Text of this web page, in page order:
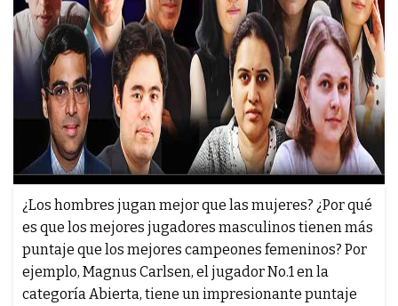
¿Los hombres jugan mejor que las mujeres? ¿Por qué
es que los mejores jugadores masculinos tienen más
puntaje que los mejores campeones femeninos? Por
ejemplo, Magnus Carlsen, el jugador No.1 en la
categoría Abierta, tiene un impresionante puntaje